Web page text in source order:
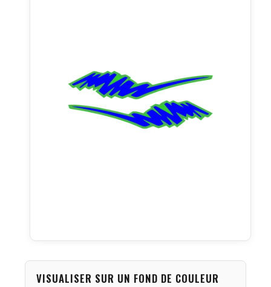
VISUALISER SUR UN FOND DE COULEUR